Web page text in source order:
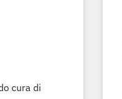
cura di